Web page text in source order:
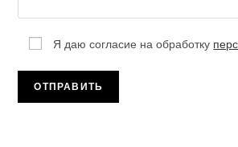
Я даю согласие на обработку